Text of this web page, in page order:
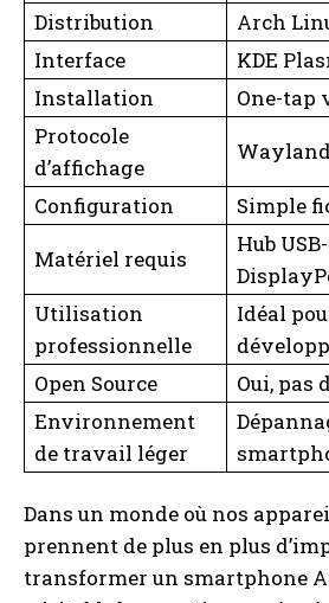
Distribution
Arch
Interface
KDE
Installation
One-tap
Protocole
d’affichage
Wayland
Configuration
Simple
Matériel requis
Hub
Utilisation
professionnelle
Idéal
Open Source
Oui, pas
Environnement
de travail léger
Dans un monde où nos
prennent de plus en plus
transformer un smartphone